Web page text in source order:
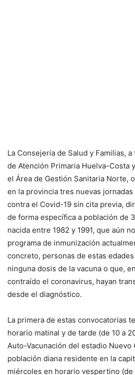
La Consejería de Salud y Familias,
de Atención Primaria Huelva-Costa
el Área de Gestión Sanitaria Norte,
en la provincia tres nuevas
contra el Covid-19 sin cita previa,
de forma específica a población de
nacida entre 1982 y 1991, que aún
programa de inmunización
concreto, personas de estas
ninguna dosis de la vacuna o que,
contraído el coronavirus, hayan
desde el diagnóstico.
La primera de estas convocatorias
horario matinal y de tarde (de 10 a
Auto-Vacunación del estadio Nuevo
población diana residente en la
miércoles en horario vespertino (de